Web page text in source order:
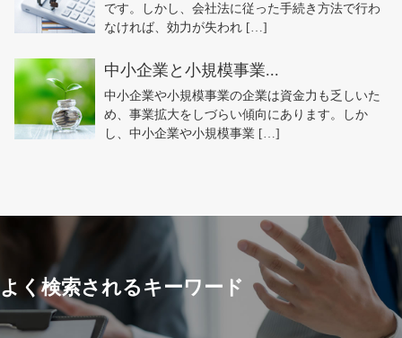
です。しかし、会社法に従った手続き方法で行わ
なければ、効力が失われ […]
中小企業と小規模事業...
中小企業や小規模事業の企業は資金力も乏しいた
め、事業拡大をしづらい傾向にあります。しか
し、中小企業や小規模事業 […]
よく検索されるキーワード